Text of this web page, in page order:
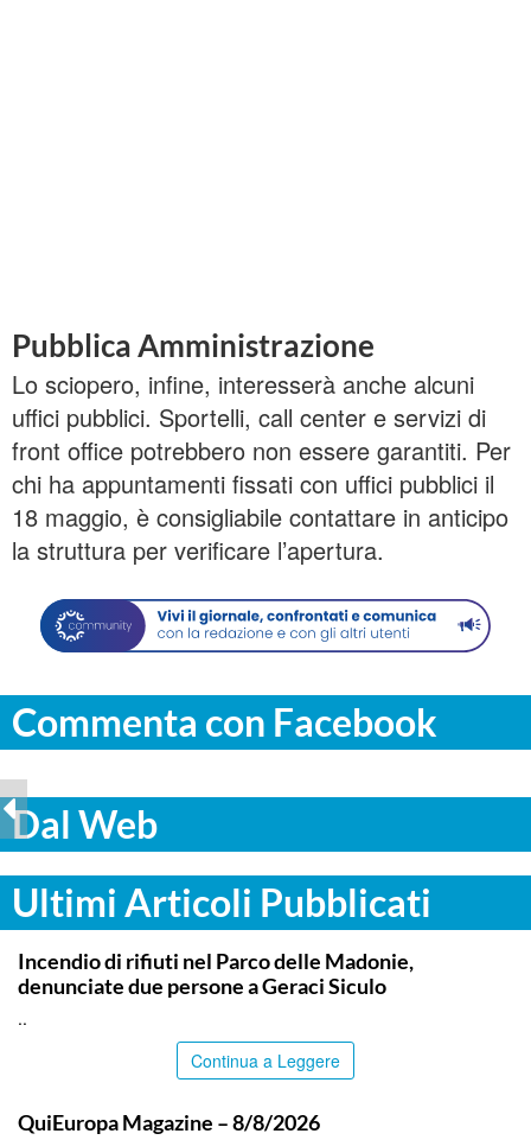
Pubblica Amministrazione
Lo sciopero, infine, interesserà anche alcuni
uffici pubblici. Sportelli, call center e servizi di
front office potrebbero non essere garantiti. Per
chi ha appuntamenti fissati con uffici pubblici il
18 maggio, è consigliabile contattare in anticipo
la struttura per verificare l’apertura.
Commenta con Facebook
Dal Web
Ultimi Articoli Pubblicati
PALERMO
Incendio di rifiuti nel Parco delle Madonie,
denunciate due persone a Geraci Siculo
..
Continua a Leggere
QuiEuropa Magazine – 8/8/2026